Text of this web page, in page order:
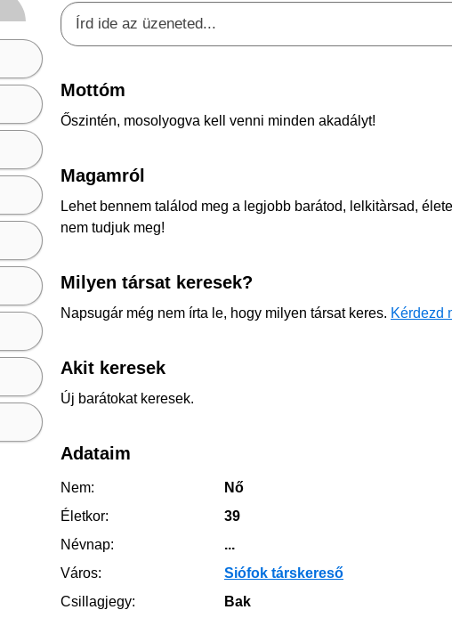
Mottóm
Őszintén, mosolyogva kell venni minden akadályt!
Magamról
Lehet bennem találod meg a legjobb barátod, lelkitàrsad,
nem tudjuk meg!
Milyen társat keresek?
Napsugár még nem írta le, hogy milyen társat keres. Kérdezd
Akit keresek
Új barátokat keresek.
Adataim
Nem:
Nő
Életkor:
39
Névnap:
...
Város:
Siófok társkereső
Csillagjegy:
Bak